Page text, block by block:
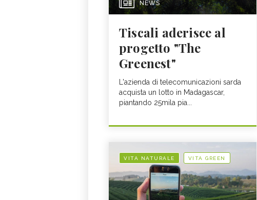
NEWS
Tiscali aderisce al
progetto "The
Greenest"
L'azienda di telecomunicazioni sarda
acquista un lotto in Madagascar,
piantando 25mila pia...
VITA NATURALE VITA GREEN